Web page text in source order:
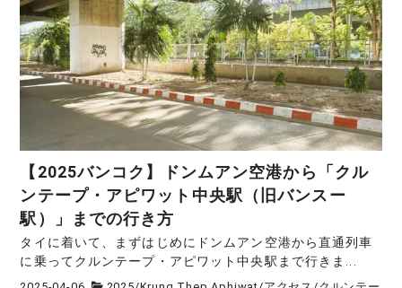
【2025バンコク】ドンムアン空港から「クル
ンテープ・アピワット中央駅（旧バンスー
駅）」までの行き方
タイに着いて、まずはじめにドンムアン空港から直通列車
に乗ってクルンテープ・アピワット中央駅まで行きま...